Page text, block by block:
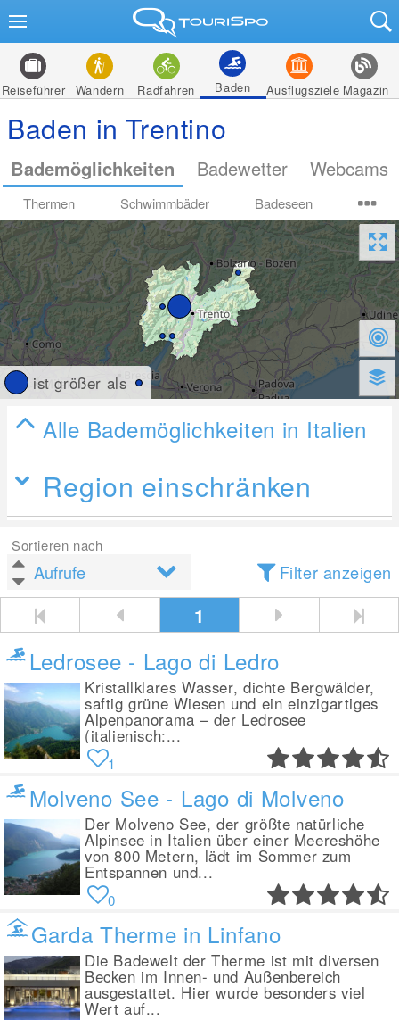
Reiseführer Wandern Radfahren Baden Ausflugsziele Magazin
Baden in Trentino
Bademöglichkeiten Badewetter Webcams
Thermen Schwimmbäder Badeseen
ist größer als
Alle Bademöglichkeiten in Italien
Region einschränken
Sortieren nach
Filter anzeigen
1
Ledrosee - Lago di Ledro
Kristallklares Wasser, dichte Bergwälder,
saftig grüne Wiesen und ein einzigartiges
Alpenpanorama – der Ledrosee
(italienisch:...
1
Molveno See - Lago di Molveno
Der Molveno See, der größte natürliche
Alpinsee in Italien über einer Meereshöhe
von 800 Metern, lädt im Sommer zum
Entspannen und...
0
Garda Therme in Linfano
Die Badewelt der Therme ist mit diversen
Becken im Innen- und Außenbereich
ausgestattet. Hier wurde besonders viel
Wert auf...